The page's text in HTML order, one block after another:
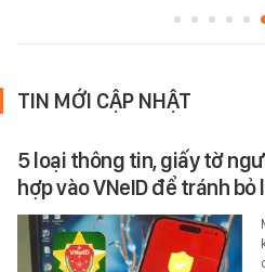
TIN MỚI CẬP NHẬT
5 loại thông tin, giấy tờ
hợp vào VNeID để tránh bỏ